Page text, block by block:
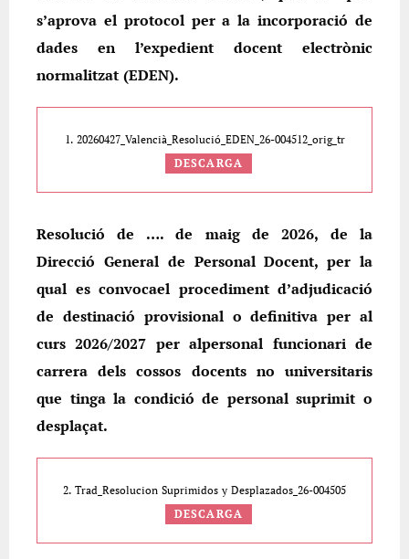
s’aprova el protocol per a la incorporació de
dades en l’expedient docent electrònic
normalitzat (EDEN).
1. 20260427_Valencià_Resolució_EDEN_26-004512_orig_tr
DESCARGA
Resolució de …. de maig de 2026, de la
Direcció General de Personal Docent, per la
qual es convocael procediment d’adjudicació
de destinació provisional o definitiva per al
curs 2026/2027 per alpersonal funcionari de
carrera dels cossos docents no universitaris
que tinga la condició de personal suprimit o
desplaçat.
2. Trad_Resolucion Suprimidos y Desplazados_26-004505
DESCARGA